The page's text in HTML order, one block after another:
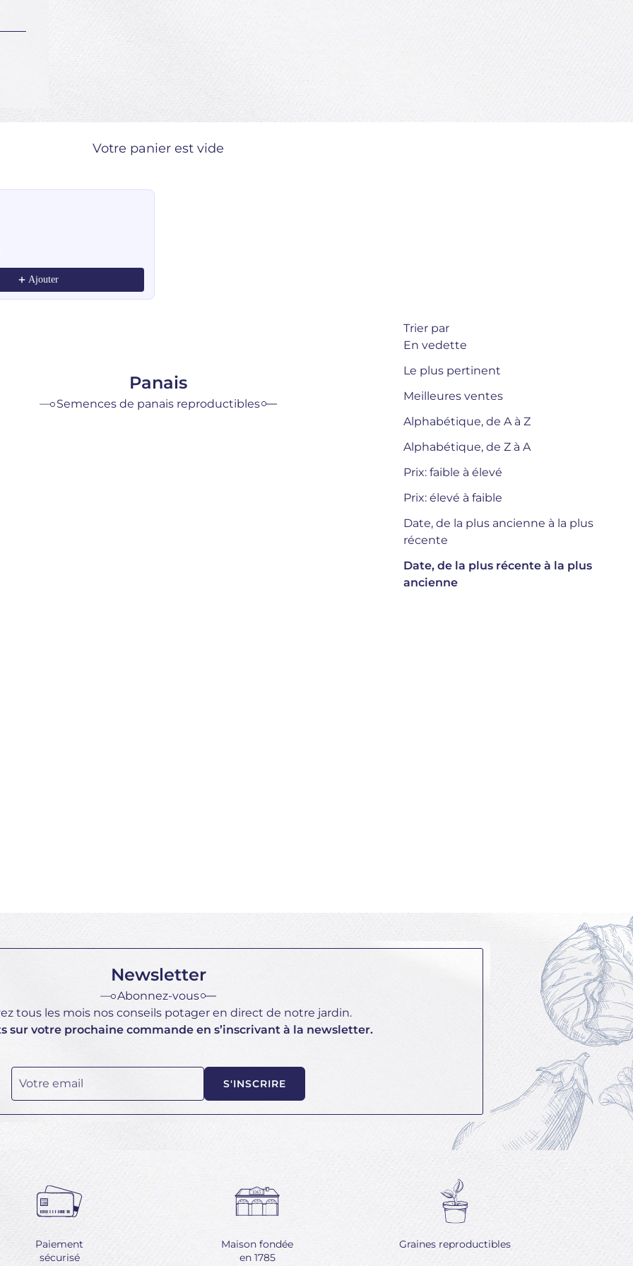
Votre panier est vide
or scroll horizontally to view more products.
Ajouter
Panais
Semences de panais reproductibles
Trier par : Date, de la plus récente à la
Trier par
En vedette
Le plus pertinent
Meilleures ventes
Alphabétique, de A à Z
Alphabétique, de Z à A
Prix: faible à élevé
Prix: élevé à faible
Date, de la plus ancienne à la plus
récente
Date, de la plus récente à la plus
ancienne
Newsletter
Abonnez-vous
tous les mois nos conseils potager en direct de notre jardin.
sur votre prochaine commande en s’inscrivant à la newsletter.
S'INSCRIRE
Paiement
sécurisé
Maison fondée
en 1785
Graines reproductibles